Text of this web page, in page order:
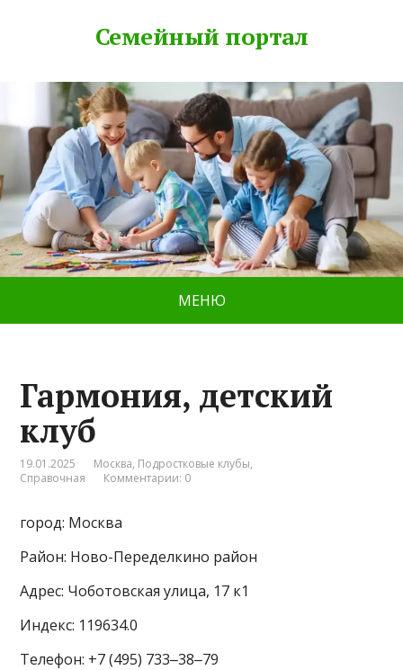
Семейный портал
МЕНЮ
Гармония, детский
клуб
19.01.2025 Москва, Подростковые клубы,
Справочная
Комментарии: 0
город: Москва
Район: Ново-Переделкино район
Адрес: Чоботовская улица, 17 к1
Индекс: 119634.0
Телефон: +7 (495) 733‒38‒79